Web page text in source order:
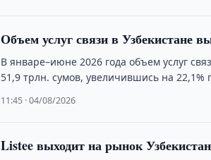
Объем услуг связи в Узбекистане
В январе–июне 2026 года объем услуг
51,9 трлн. сумов, увеличившись на
11:45 · 04/08/2026
Listee выходит на рынок